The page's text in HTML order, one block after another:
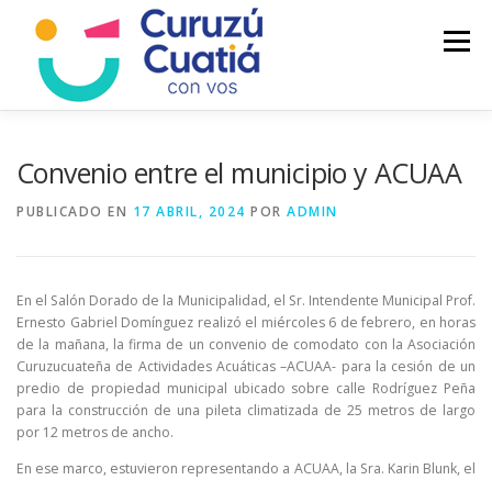
contenido
Menú
Convenio entre el municipio y ACUAA
PUBLICADO EN 17 ABRIL, 2024 POR ADMIN
En el Salón Dorado de la Municipalidad, el Sr. Intendente Municipal Prof.
Ernesto Gabriel Domínguez realizó el miércoles 6 de febrero, en horas
de la mañana, la firma de un convenio de comodato con la Asociación
Curuzucuateña de Actividades Acuáticas –ACUAA- para la cesión de un
predio de propiedad municipal ubicado sobre calle Rodríguez Peña
para la construcción de una pileta climatizada de 25 metros de largo
por 12 metros de ancho.
En ese marco, estuvieron representando a ACUAA, la Sra. Karin Blunk, el